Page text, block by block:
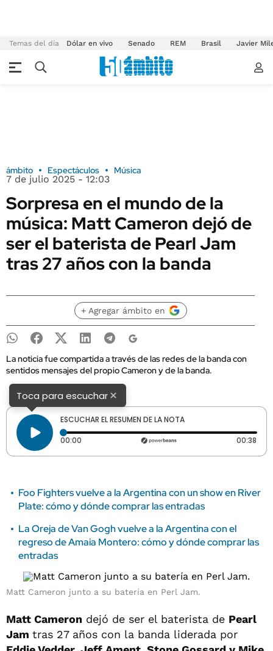
Temas del día Dólar en vivo Senado REM Brasil Javier
ámbito Espectáculos Música
7 de julio 2025 - 12:03
Sorpresa en el mundo de la
música: Matt Cameron dejó de
ser el baterista de Pearl Jam
tras 27 años con la banda
+ Agregar ámbito en
La noticia fue compartida a través de las redes de la banda con
sentidos mensajes del propio Cameron y de la banda.
Toca para escuchar×
ESCUCHAR EL RESUMEN DE LA NOTA
00:00 Tiempo transcurrido: 0 segundos 00:38
Foo Fighters vuelve a la Argentina con un show en River
Plate: cómo y dónde comprar las entradas
La Oreja de Van Gogh vuelve a la Argentina con el
regreso de Amaia Montero: cómo y dónde comprar las
entradas
Matt Cameron junto a su batería en Perl Jam.
Matt Cameron dejó de ser el baterista de Pearl
Jam tras 27 años con la banda liderada por